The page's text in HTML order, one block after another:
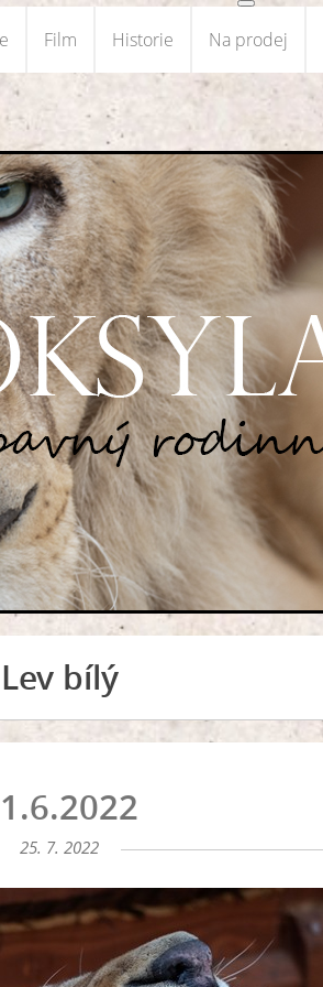
Film Historie Na prodej
Lev bílý
25. 7. 2022